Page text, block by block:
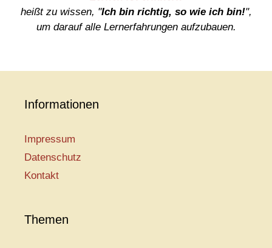
heißt zu wissen, "Ich bin richtig, so wie ich bin!",
um darauf alle Lernerfahrungen aufzubauen.
Informationen
Impressum
Datenschutz
Kontakt
Themen